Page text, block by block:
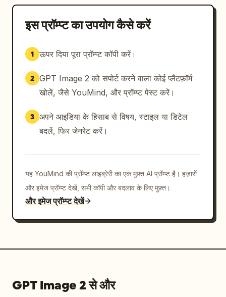
इस प्रॉम्प्ट का उपयोग कैसे करें
1 ऊपर दिया पूरा प्रॉम्प्ट कॉपी करें।
2 GPT Image 2 को सपोर्ट करने वाला कोई प्लैटफ़ॉर्म
खोलें, जैसे YouMind, और प्रॉम्प्ट पेस्ट करें।
3 अपने आइडिया के हिसाब से विषय, स्टाइल या डिटेल
बदलें, फिर जेनरेट करें।
यह YouMind की प्रॉम्प्ट लाइब्रेरी का एक मुफ़्त AI प्रॉम्प्ट है। हज़ारों
और इमेज प्रॉम्प्ट देखें, सभी कॉपी और बदलाव के लिए मुफ़्त।
और इमेज प्रॉम्प्ट देखें
GPT Image 2 से और